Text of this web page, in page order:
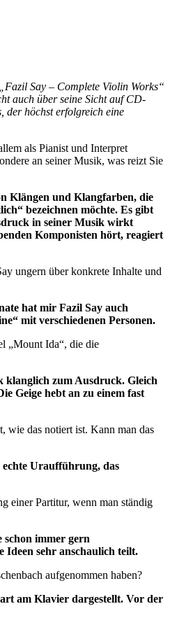
Say – Complete Violin Works“
auch über seine Sicht auf CD-
der höchst erfolgreich eine
als Pianist und Interpret
an seiner Musik, was reizt Sie
Klängen und Klangfarben, die
bezeichnen möchte. Es gibt
in seiner Musik wirkt
Komponisten hört, reagiert
ungern über konkrete Inhalte und
hat mir Fazil Say auch
mit verschiedenen Personen.
„Mount Ida“, die die
klanglich zum Ausdruck. Gleich
Geige hebt an zu einem fast
wie das notiert ist. Kann man das
Uraufführung, das
einer Partitur, wenn man ständig
immer gern
Ideen sehr anschaulich teilt.
aufgenommen haben?
am Klavier dargestellt. Vor der